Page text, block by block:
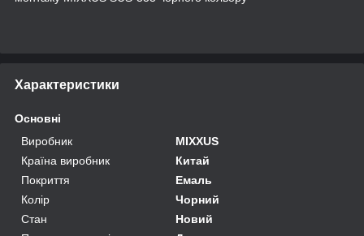
Характеристики
Основні
Виробник
MIXXUS
Країна виробник
Китай
Покриття
Емаль
Колір
Чорний
Стан
Новий